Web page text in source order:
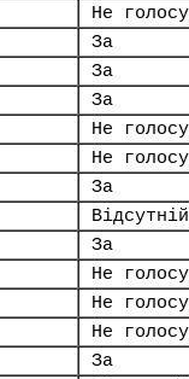
Не
За
За
За
Не
Не
За
Відсутній
За
Не
Не
Не
За